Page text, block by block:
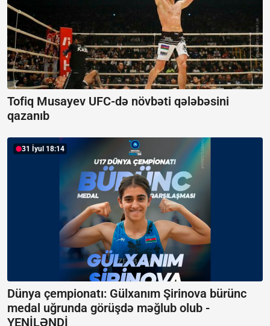
Tofiq Musayev UFC-də növbəti qələbəsini
qazanıb
31 İyul 18:14
Dünya çempionatı: Gülxanım Şirinova bürünc
medal uğrunda görüşdə məğlub olub -
YENİLƏNDİ